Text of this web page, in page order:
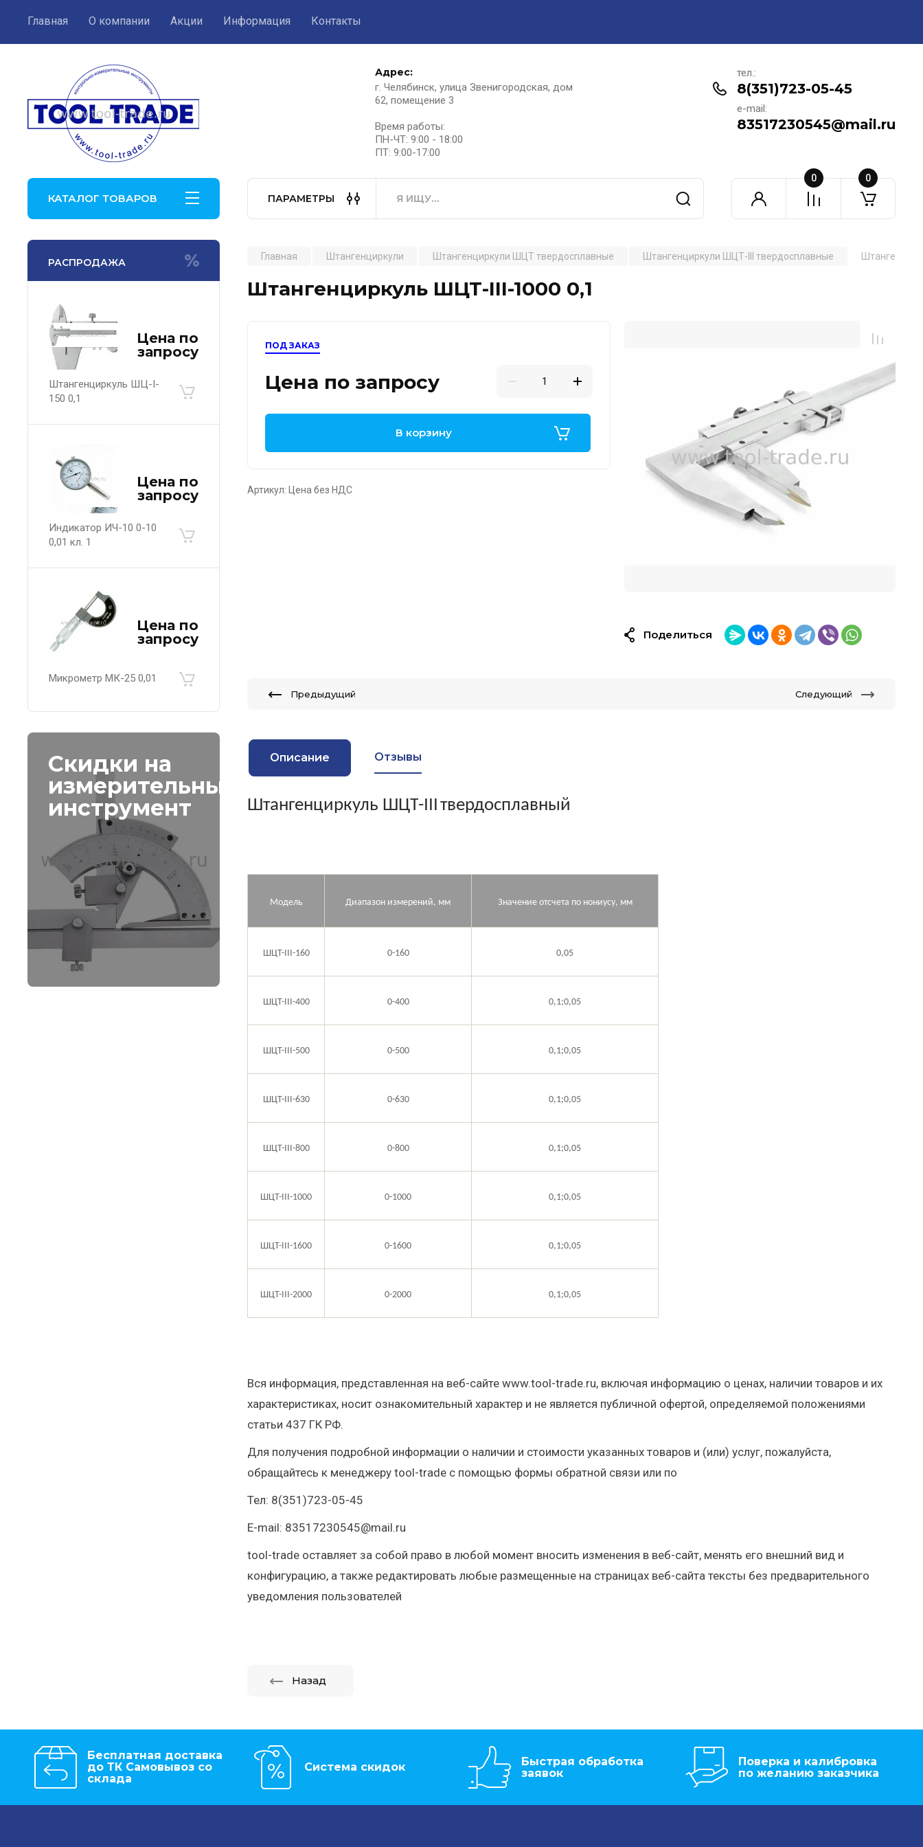
Главная О компании Акции Информация Контакты
Адрес:
г. Челябинск, улица Звенигородская, дом
62, помещение 3
Время работы:
ПН-ЧТ: 9:00 - 18:00
ПТ: 9:00-17:00
тел.:
8(351)723-05-45
e-mail:
83517230545@mail.ru
КАТАЛОГ ТОВАРОВ ПАРАМЕТРЫ
0 0
РАСПРОДАЖА
Цена по
запросу
Штангенциркуль ШЦ-I-
150 0,1
Цена по
запросу
Индикатор ИЧ-10 0-10
0,01 кл. 1
Цена по
запросу
Микрометр МК-25 0,01
Скидки на
измерительный
инструмент
Главная Штангенциркули Штангенциркули ШЦТ твердосплавные Штангенциркули ШЦТ-III твердосплавные
Штангенциркуль ШЦТ-III-1000 0,1
ПОД ЗАКАЗ
Цена по запросу
В корзину
Артикул: Цена без НДС
Поделиться
Предыдущий Следующий
Описание Отзывы
Штангенциркуль ШЦТ-IIIтвердосплавный
Модель Диапазон измерений, мм Значение отсчета по нониусу, мм
ШЦТ-III-160 0-160 0,05
ШЦТ-III-400 0-400 0,1;0,05
ШЦТ-III-500 0-500 0,1;0,05
ШЦТ-III-630 0-630 0,1;0,05
ШЦТ-III-800 0-800 0,1;0,05
ШЦТ-III-1000 0-1000 0,1;0,05
ШЦТ-III-1600 0-1600 0,1;0,05
ШЦТ-III-2000 0-2000 0,1;0,05
Вся информация, представленная на веб-сайте www.tool-trade.ru, включая информацию о ценах, наличии товаров и их
характеристиках, носит ознакомительный характер и не является публичной офертой, определяемой положениями
статьи 437 ГК РФ.
Для получения подробной информации о наличии и стоимости указанных товаров и (или) услуг, пожалуйста,
обращайтесь к менеджеру tool-trade с помощью формы обратной связи или по
Тел: 8(351)723-05-45
E-mail: 83517230545@mail.ru
tool-trade оставляет за собой право в любой момент вносить изменения в веб-сайт, менять его внешний вид и
конфигурацию, а также редактировать любые размещенные на страницах веб-сайта тексты без предварительного
уведомления пользователей
Назад
Бесплатная доставка
до ТК Самовывоз со
склада
Система скидок
Быстрая обработка
заявок
Поверка и калибровка
по желанию заказчика